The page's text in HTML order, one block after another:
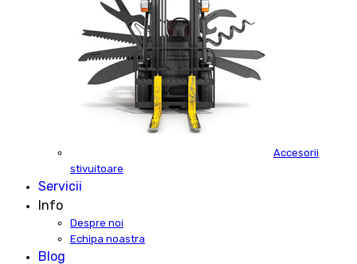
Accesorii
stivuitoare
Servicii
Info
Despre noi
Echipa noastra
Blog